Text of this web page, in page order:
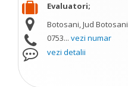
Evaluatori;
Botosani, Jud Botosani
0753... vezi numar
vezi detalii